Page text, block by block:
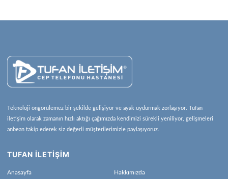
Teknoloji öngörülemez bir şekilde gelişiyor ve ayak uydurmak zorlaşıyor. Tufan
iletişim olarak zamanın hızlı aktığı çağımızda kendimizi sürekli yeniliyor, gelişmeleri
anbean takip ederek siz değerli müşterilerimizle paylaşıyoruz.
TUFAN İLETİŞİM
Anasayfa Hakkımızda